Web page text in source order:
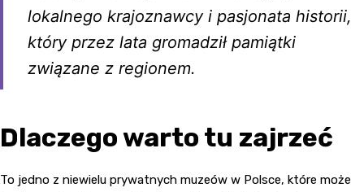
lokalnego krajoznawcy i pasjonata historii,
który przez lata gromadził pamiątki
związane z regionem.
Dlaczego warto tu zajrzeć
To jedno z niewielu prywatnych muzeów w Polsce, które może